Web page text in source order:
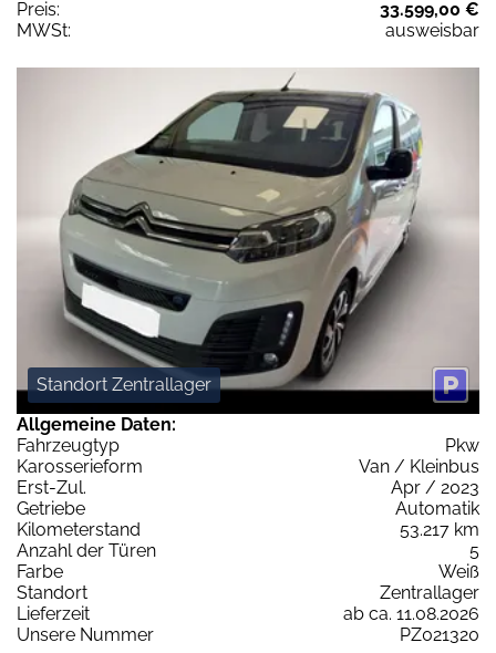
Preis:
33.599,00 €
MWSt:
ausweisbar
Standort Zentrallager
Allgemeine Daten:
Fahrzeugtyp
Pkw
Karosserieform
Van / Kleinbus
Erst-Zul.
Apr / 2023
Getriebe
Automatik
Kilometerstand
53.217 km
Anzahl der Türen
5
Farbe
Weiß
Standort
Zentrallager
Lieferzeit
ab ca. 11.08.2026
Unsere Nummer
PZ021320